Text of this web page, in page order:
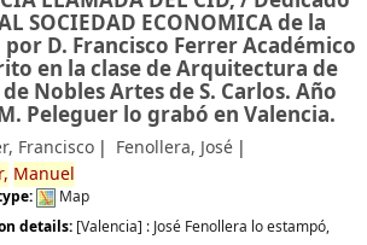
SOCIEDAD ECONOMICA de la
D. Francisco Ferrer Académico
en la clase de Arquitectura de
de Nobles Artes de S. Carlos. Año
Peleguer lo grabó en Valencia.
Francisco
Fenollera, José
Manuel
Map
details: [Valencia] : José Fenollera lo estampó,